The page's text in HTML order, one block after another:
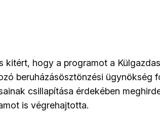
kitért, hogy a programot a
beruházásösztönzési ügynökség
csillapítása érdekében
is végrehajtotta.